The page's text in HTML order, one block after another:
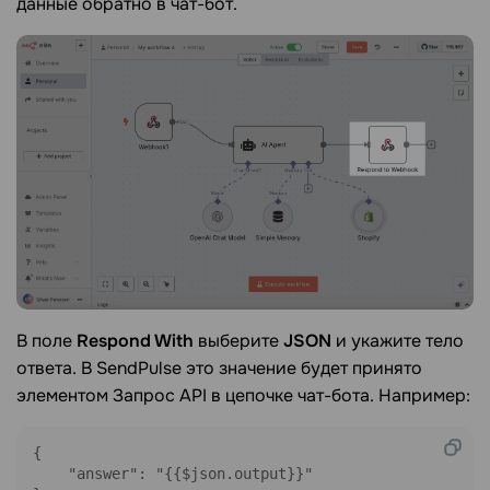
В поле Respond With выберитеJSON и укажите тело
ответа. В SendPulse это значение будет принято
элементом Запрос API в цепочке чат-бота. Например:
{
    "answer": "{{$json.output}}"